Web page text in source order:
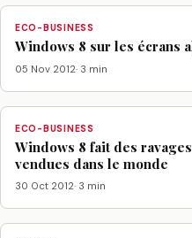
ECO-BUSINESS
Windows 8 sur les écrans
05 Nov 2012· 3 min
ECO-BUSINESS
Windows 8 fait des
vendues dans le monde
30 Oct 2012· 3 min